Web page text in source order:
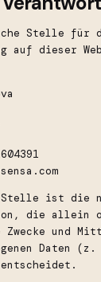
Stelle für
auf dieser
Stelle ist die
die allein
Zwecke und
Daten